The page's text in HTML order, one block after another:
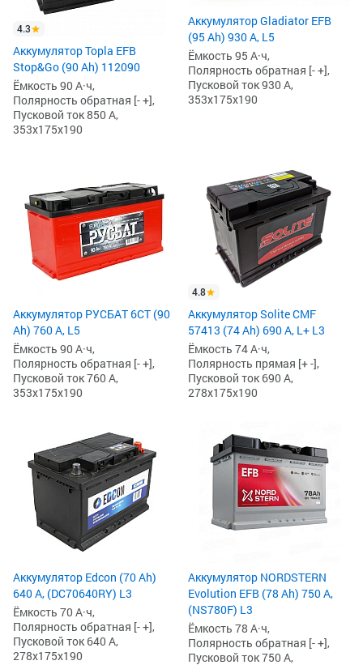
4.3
Аккумулятор Topla EFB
Stop&Go (90 Ah) 112090
Ёмкость 90 А·ч,
Полярность обратная [- +],
Пусковой ток 850 А,
353x175x190
Аккумулятор Gladiator EFB
(95 Ah) 930 А, L5
Ёмкость 95 А·ч,
Полярность обратная [- +],
Пусковой ток 930 А,
353x175x190
Аккумулятор РУСБАТ 6СТ (90
Ah) 760 А, L5
Ёмкость 90 А·ч,
Полярность обратная [- +],
Пусковой ток 760 А,
353x175x190
4.8
Аккумулятор Solite CMF
57413 (74 Ah) 690 А, L+ L3
Ёмкость 74 А·ч,
Полярность прямая [+ -],
Пусковой ток 690 А,
278x175x190
Аккумулятор Edcon (70 Ah)
640 А, (DC70640RY) L3
Ёмкость 70 А·ч,
Полярность обратная [- +],
Пусковой ток 640 А,
278x175x190
Аккумулятор NORDSTERN
Evolution EFB (78 Ah) 750 А,
(NS780F) L3
Ёмкость 78 А·ч,
Полярность обратная [- +],
Пусковой ток 750 А,